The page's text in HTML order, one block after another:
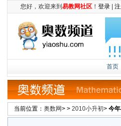
您好，欢迎来到 易教网社区 ！ 登录
首页
当前位置： 奥数网> > 2010小升初> 今